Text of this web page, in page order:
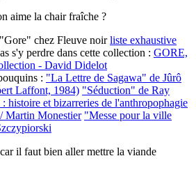
aime la chair fraîche ?
chez Fleuve noirliste exhaustive
s'y perdre dans cette collection : GORE,
- David Didelot
: "La Lettre de Sagawa" de Jûrô
Laffont, 1984) "Séduction" de Ray
: histoire et bizarreries de l'anthropophagie
Martin Monestier "Messe pour la ville
il faut bien aller mettre la viande